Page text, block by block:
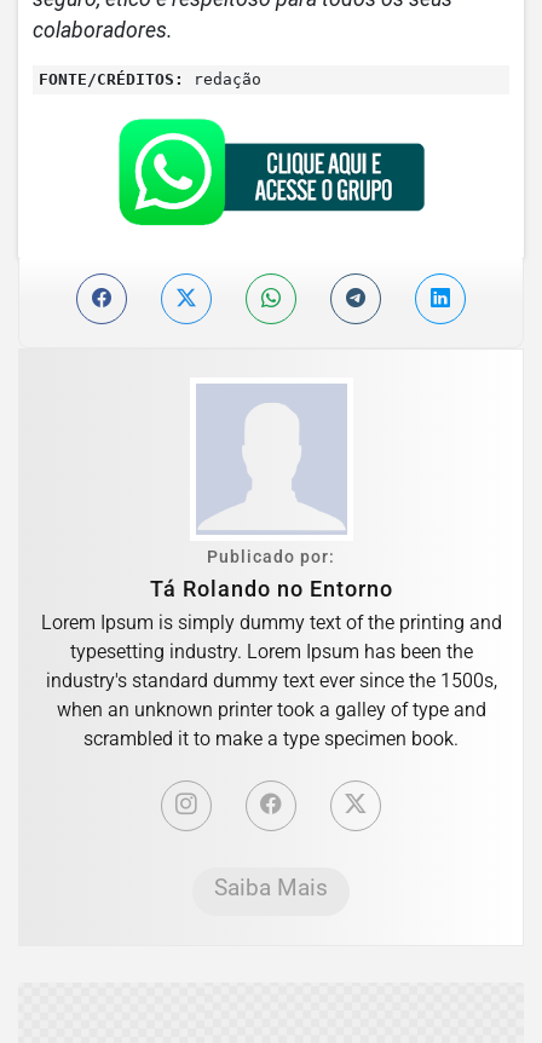
colaboradores.
FONTE/CRÉDITOS: redação
Publicado por:
Tá Rolando no Entorno
Lorem Ipsum is simply dummy text of the printing and
typesetting industry. Lorem Ipsum has been the
industry's standard dummy text ever since the 1500s,
when an unknown printer took a galley of type and
scrambled it to make a type specimen book.
Saiba Mais